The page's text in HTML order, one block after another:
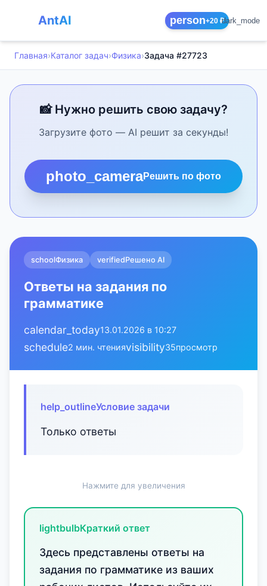
AntAI person+20 ₽dark_mode
Главная›Каталог задач›Физика›Задача #27723
📸 Нужно решить свою задачу?
Загрузите фото — AI решит за секунды!
photo_cameraРешить по фото
schoolФизика verifiedРешено AI
Ответы на задания по
грамматике
calendar_today13.01.2026 в 10:27
schedule2 мин. чтенияvisibility35просмотр
help_outlineУсловие задачи
Только ответы
Нажмите для увеличения
lightbulbКраткий ответ
Здесь представлены ответы на
задания по грамматике из ваших